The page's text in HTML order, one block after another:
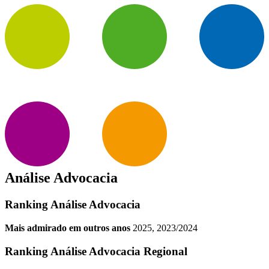
Análise Advocacia
Ranking Análise Advocacia
Mais admirado em outros anos 2025, 2023/2024
Ranking Análise Advocacia Regional